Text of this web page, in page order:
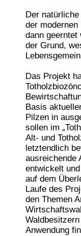
Der
der
dann
der Grund,
Das Projekt
Basis
Pilzen in
sollen im
Alt- und
letztendlich
ausreichende
entwickelt
auf dem
Laufe des
den Themen
Anwendung